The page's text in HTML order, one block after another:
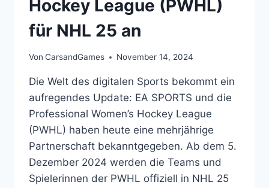
Hockey League (PWHL)
für NHL 25 an
Von CarsandGames November 14, 2024
Die Welt des digitalen Sports bekommt ein
aufregendes Update: EA SPORTS und die
Professional Women’s Hockey League
(PWHL) haben heute eine mehrjährige
Partnerschaft bekanntgegeben. Ab dem 5.
Dezember 2024 werden die Teams und
Spielerinnen der PWHL offiziell in NHL 25